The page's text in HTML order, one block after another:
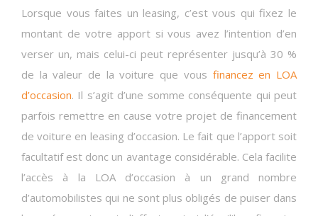
Lorsque vous faites un leasing, c’est vous qui fixez le
montant de votre apport si vous avez l’intention d’en
verser un, mais celui-ci peut représenter jusqu’à 30 %
de la valeur de la voiture que vous financez en LOA
d’occasion. Il s’agit d’une somme conséquente qui peut
parfois remettre en cause votre projet de financement
de voiture en leasing d’occasion. Le fait que l’apport soit
facultatif est donc un avantage considérable. Cela facilite
l’accès à la LOA d’occasion à un grand nombre
d’automobilistes qui ne sont plus obligés de puiser dans